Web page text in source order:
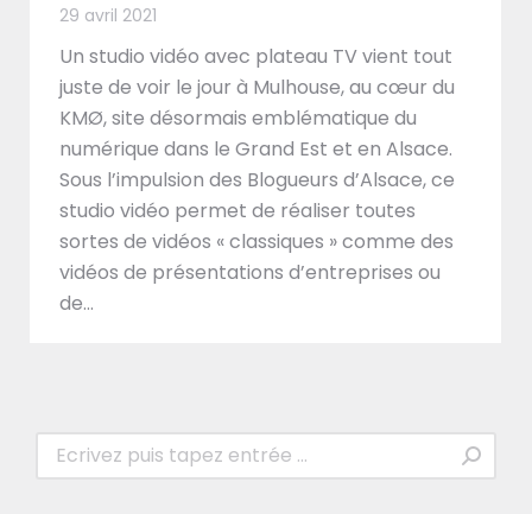
29 avril 2021
Un studio vidéo avec plateau TV vient tout
juste de voir le jour à Mulhouse, au cœur du
KMØ, site désormais emblématique du
numérique dans le Grand Est et en Alsace.
Sous l’impulsion des Blogueurs d’Alsace, ce
studio vidéo permet de réaliser toutes
sortes de vidéos « classiques » comme des
vidéos de présentations d’entreprises ou
de…
Recherche